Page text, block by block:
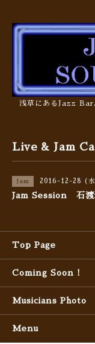
浅草にあるJazz Bar
Live & Jam
Jam 2016-12-28 (
Jam Session 石
Top Page
Coming Soon !
Musicians Photo
Menu